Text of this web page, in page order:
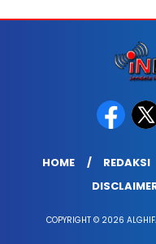
HOME REDAKSI
COPYRIGHT © 2026